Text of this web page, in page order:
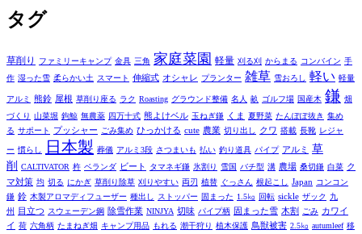
タグ
草削り ファミリーキャンプ 金具 三角 家庭菜園 軽量 刈る刈 からまる コンバイン 手
作 湿った雪 柔らかい土 スマート 伸縮式 オシャレ プランター 雑草 雪おろし 軽い 軽量
アルミ 熊鈴 屋根 草削り座る ラク Roasting グラウンド整備 名人 畝 ゴルフ場 国産木 鎌 畑
づくり 山菜堀 鉤鯨 無農薬 四万十式 熊よけベル 玉ねぎ鎌 くま 夏野菜 たんぽぽ抜き 集め
る サポート プッシャー ごみ集め ひっかける cute 農業 切り出し クワ 搭載 長靴 レジャ
ー 慣らし 日本製 葬儀 アルミ3段 さつまいも 払い 釣り道具 パイプ アルミ 草
削
CALTIVATOR 杵 ベランダ ビート タマネギ鎌 氷割り 雪国 バチ型 溝 農場 桑切鎌 白菜 ク
マ対策 均 切る にかぎ 草削り除草 刈りやすい 両刃 植替 ぐっさん 根起こし Japan コンコン
鎌 鈴 木製アロマディフューザー 種出し ストッパー 固まった 1.5㎏ 回転 sickle ザック 九
州
目立つ スウェーデン鋼 除雪作業 NINJYA 切味 パイプ柄 固まった雪 木割 ごみ カワイ
イ 荷 六角柄 たまねぎ畑 キャンプ用品 もれる 潮干狩り 植木保護 鳥獣被害 2.5㎏ autumleef 移